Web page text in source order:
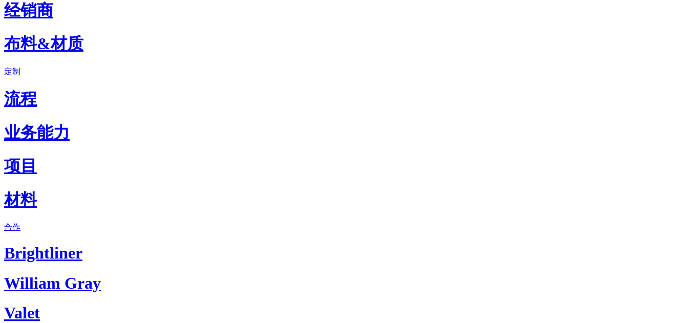
经销商
布料&材质
定制
流程
业务能力
项目
材料
合作
Brightliner
William Gray
Valet